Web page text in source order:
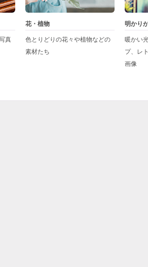
真
花・植物
色とりどりの花々や植物などの
素材たち
明かり
暖かい
プ、レ
画像